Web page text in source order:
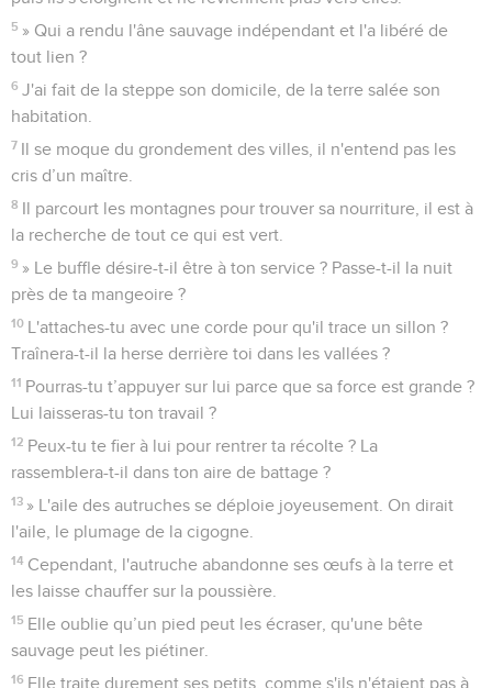
5 » Qui a rendu l'âne sauvage indépendant et l'a libéré de
tout lien ?
6 J'ai fait de la steppe son domicile, de la terre salée son
habitation.
7 Il se moque du grondement des villes, il n'entend pas les
cris d’un maître.
8 Il parcourt les montagnes pour trouver sa nourriture, il est à
la recherche de tout ce qui est vert.
9 » Le buffle désire-t-il être à ton service ? Passe-t-il la nuit
près de ta mangeoire ?
10 L'attaches-tu avec une corde pour qu'il trace un sillon ?
Traînera-t-il la herse derrière toi dans les vallées ?
11 Pourras-tu t’appuyer sur lui parce que sa force est grande ?
Lui laisseras-tu ton travail ?
12 Peux-tu te fier à lui pour rentrer ta récolte ? La
rassemblera-t-il dans ton aire de battage ?
13 » L'aile des autruches se déploie joyeusement. On dirait
l'aile, le plumage de la cigogne.
14 Cependant, l'autruche abandonne ses œufs à la terre et
les laisse chauffer sur la poussière.
15 Elle oublie qu’un pied peut les écraser, qu'une bête
sauvage peut les piétiner.
16 Elle traite durement ses petits, comme s'ils n'étaient pas à